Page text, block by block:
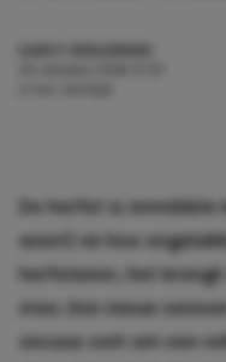
De herfst is
weer!) en hoe
herfstweer, het
mee. Een nieuw
excuus ooit om een